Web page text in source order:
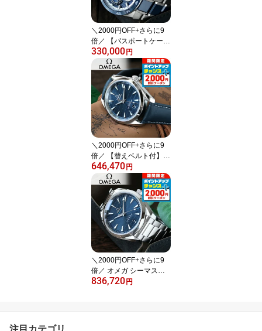
高級 おしゃれ 防水 文字
盤 大きい プレゼント 男
性 実用的
＼2000円OFF+さらに9
倍／ 【パスポートケース
付】 セイコー アストロ
ン ネクスター 大谷 翔平
モデル デュアルタイムク
ロノ GPS衛星電波ソーラ
ー 腕時計 メンズ コアシ
ョップ専用 流通限定 チ
タン SBXC181 日本製 高
級 おしゃれ 防水 文字盤
大きい プレゼント 男性
実用的
330,000 円
＼2000円OFF+さらに9
倍／ 【替えベルト付】
オメガ シーマスター ア
クアテラ 150M コーアク
シャル マスタークロノメ
ーター 38mm メンズ 腕
時計 220.13.38.20.03.00
1 OMEGA 新品
646,470 円
＼2000円OFF+さらに9
倍／ オメガ シーマスタ
ー アクアテラ 150M 自動
836,720 円